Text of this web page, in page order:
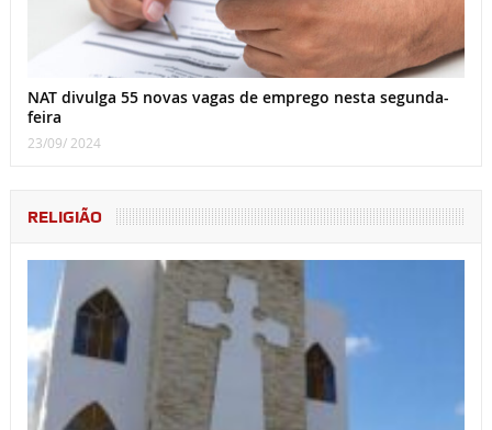
NAT divulga 55 novas vagas de emprego nesta segunda-
feira
23/09/ 2024
RELIGIÃO